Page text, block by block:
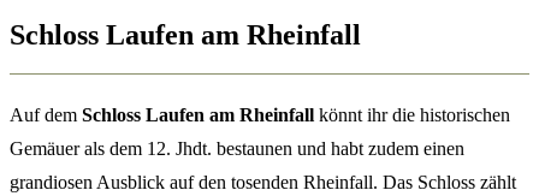
Schloss Laufen am Rheinfall
Auf dem Schloss Laufen am Rheinfall könnt ihr die historischen
Gemäuer als dem 12. Jhdt. bestaunen und habt zudem einen
grandiosen Ausblick auf den tosenden Rheinfall. Das Schloss zählt